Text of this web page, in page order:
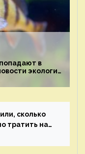
в
экологии
сколько
тратить на
экологии